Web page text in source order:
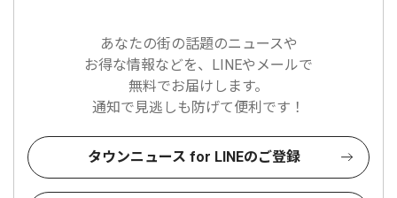
あなたの街の話題のニュースや
お得な情報などを、LINEやメールで
無料でお届けします。
通知で見逃しも防げて便利です！
タウンニュース for LINEのご登録